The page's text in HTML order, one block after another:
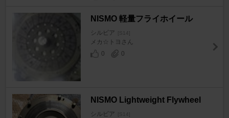
NISMO 軽量フライホイール
シルビア [S14]
メカ☆トヨさん
0
0
NISMO Lightweight Flywheel
シルビア [S14]